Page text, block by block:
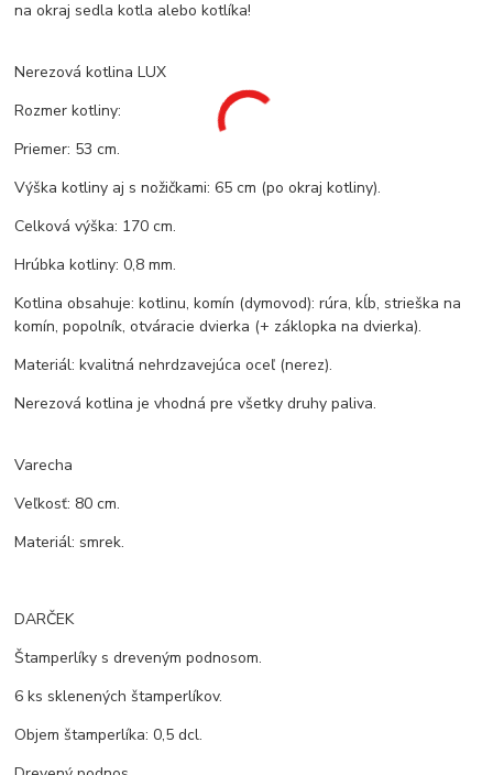
na okraj sedla kotla alebo kotlíka!
Nerezová kotlina LUX
Rozmer kotliny:
Priemer: 53 cm.
Výška kotliny aj s nožičkami: 65 cm (po okraj kotliny).
Celková výška: 170 cm.
Hrúbka kotliny: 0,8 mm.
Kotlina obsahuje: kotlinu, komín (dymovod): rúra, kĺb, strieška na
komín, popolník, otváracie dvierka (+ záklopka na dvierka).
Materiál: kvalitná nehrdzavejúca oceľ (nerez).
Nerezová kotlina je vhodná pre všetky druhy paliva.
Varecha
Veľkosť: 80 cm.
Materiál: smrek.
DARČEK
Štamperlíky s dreveným podnosom.
6 ks sklenených štamperlíkov.
Objem štamperlíka: 0,5 dcl.